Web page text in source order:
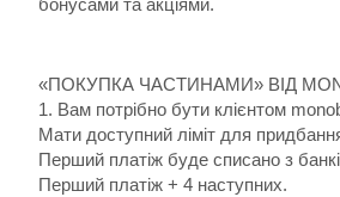
бонусами та акціями.
«ПОКУПКА ЧАСТИНАМИ» ВІД
1. Вам потрібно бути клієнтом
Мати доступний ліміт для
Перший платіж буде списано з
Перший платіж + 4 наступних.